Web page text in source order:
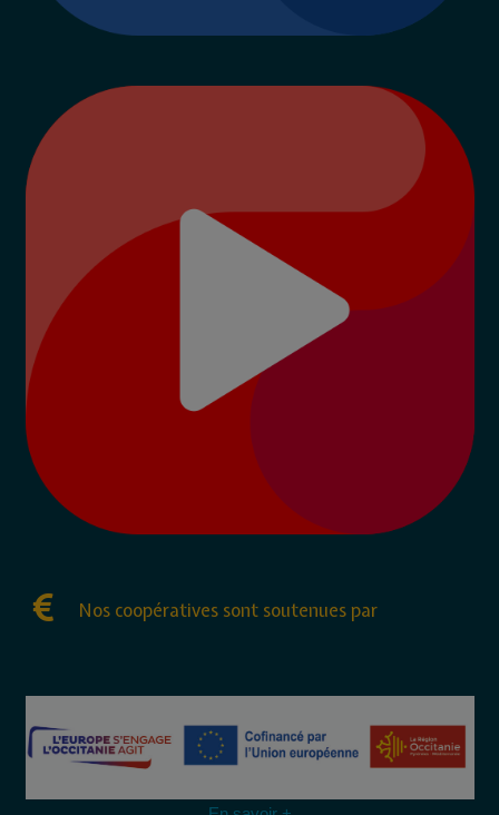
Nos coopératives sont soutenues par